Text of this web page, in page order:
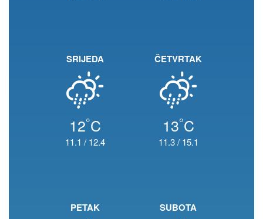
SRIJEDA
12°C
11.1 / 12.4
ČETVRTAK
13°C
11.3/ 15.1
PETAK SUBOTA